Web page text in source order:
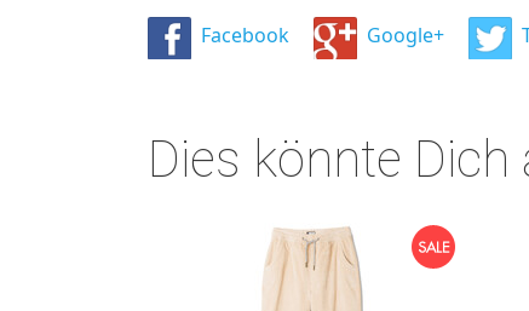
Facebook
Google+
Dies könnte